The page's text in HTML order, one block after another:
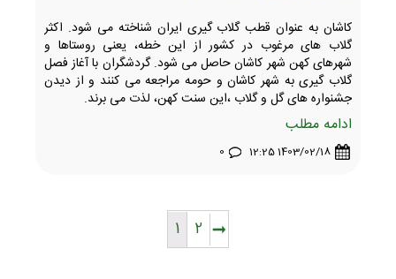
کاشان به عنوان قطب گلاب گیری ایران شناخته می شود. اکثر
گلاب های مرغوب در کشور از این خطه، یعنی روستاها و
شهرهای کهن شهر کاشان حاصل می شود. گردشگران با آغاز فصل
گلاب گیری به شهر کاشان و حومه مراجعه می کنند و از دیدن
جشنواره های گل و گلاب ،این سنت کهن، لذت می برند.
ادامه مطلب
1403/02/18 12:25
0
1 2